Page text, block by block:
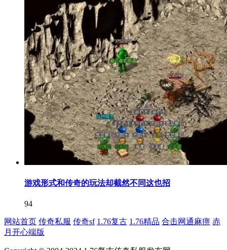
游戏形式和传奇的玩法却截然不同这也招
94
网站首页 传奇私服 传奇sf 1.76复古 1.76精品 合击网通麻痹 赤
月开心端版